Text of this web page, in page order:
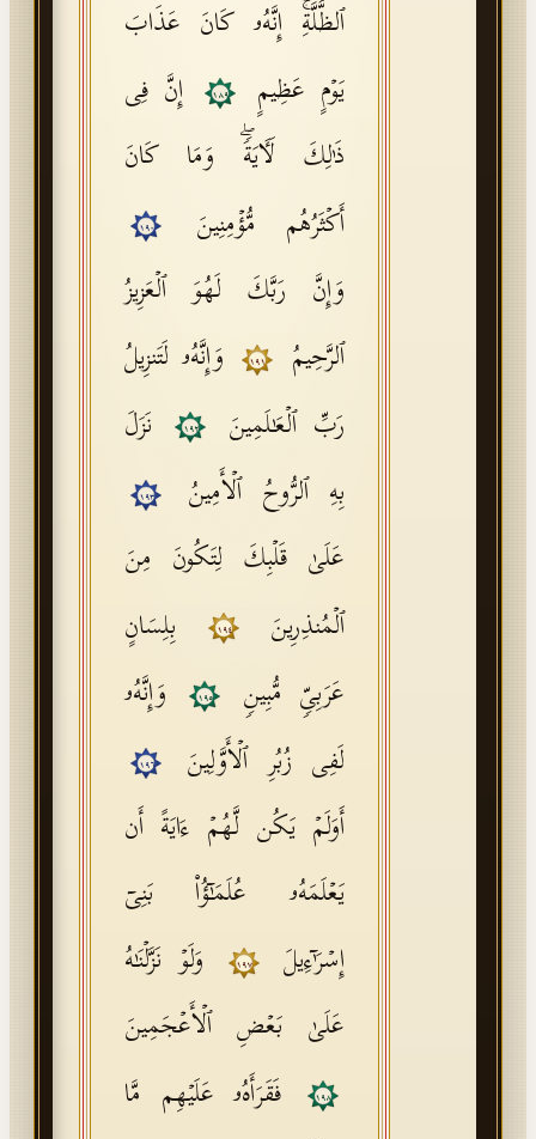
ٱلظُّلَّةِۚ إِنَّهُۥ كَانَ عَذَابَ
یَوۡمٍ عَظِیمٍ
١٨٩
إِنَّ فِی
ذَ ٰ⁠لِكَ لَـَٔایَةࣰۖ وَمَا كَانَ
أَكۡثَرُهُم مُّؤۡمِنِینَ
١٩٠
وَإِنَّ رَبَّكَ لَهُوَ ٱلۡعَزِیزُ
ٱلرَّحِیمُ
١٩١
وَإِنَّهُۥ لَتَنزِیلُ
رَبِّ ٱلۡعَـٰلَمِینَ
١٩٢
نَزَلَ
بِهِ ٱلرُّوحُ ٱلۡأَمِینُ
١٩٣
عَلَىٰ قَلۡبِكَ لِتَكُونَ مِنَ
ٱلۡمُنذِرِینَ
١٩٤
بِلِسَانٍ
عَرَبِیࣲّ مُّبِینࣲ
١٩٥
وَإِنَّهُۥ
لَفِی زُبُرِ ٱلۡأَوَّلِینَ
١٩٦
أَوَلَمۡ یَكُن لَّهُمۡ ءَایَةً أَن
یَعۡلَمَهُۥ عُلَمَـٰۤؤُا۟ بَنِیۤ
إِسۡرَ ٰ⁠ۤءِیلَ
١٩٧
وَلَوۡ نَزَّلۡنَـٰهُ
عَلَىٰ بَعۡضِ ٱلۡأَعۡجَمِینَ
١٩٨
فَقَرَأَهُۥ عَلَیۡهِم مَّا